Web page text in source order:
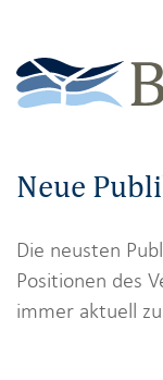
Neue
Die neusten
Positionen des
immer aktuell